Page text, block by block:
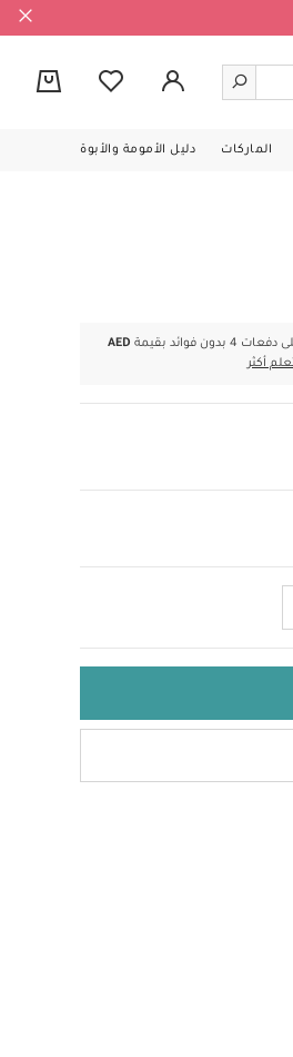
الماركات دليل الأمومة والأبوة
فوائد بقيمة
AED
أكثر